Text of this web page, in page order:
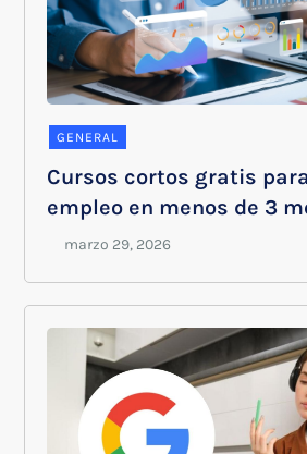
GENERAL
Cursos cortos gratis
empleo en menos de 3